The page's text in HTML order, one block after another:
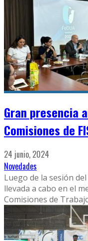
Gran presencia
Comisiones de
24 junio, 2024
Novedades
Luego de la sesión
llevada a cabo en el
Comisiones de